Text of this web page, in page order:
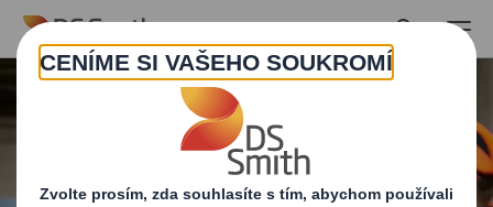
Skip to main content